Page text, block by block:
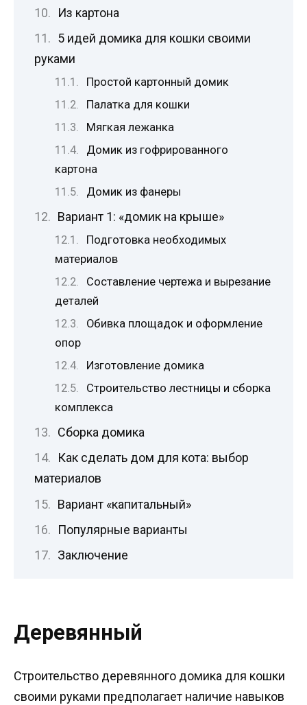
Из картона
5 идей домика для кошки своими
руками
Простой картонный домик
Палатка для кошки
Мягкая лежанка
Домик из гофрированного
картона
Домик из фанеры
Вариант 1: «домик на крыше»
Подготовка необходимых
материалов
Составление чертежа и вырезание
деталей
Обивка площадок и оформление
опор
Изготовление домика
Строительство лестницы и сборка
комплекса
Сборка домика
Как сделать дом для кота: выбор
материалов
Вариант «капитальный»
Популярные варианты
Заключение
Деревянный
Строительство деревянного домика для кошки
своими руками предполагает наличие навыков